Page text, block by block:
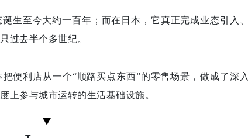
生至今大约一百年；而在日本，它真正完成业态引入、
过去半个多世纪。
便利店从一个“顺路买点东西”的零售场景，做成了深入
上参与城市运转的生活基础设施。
▼